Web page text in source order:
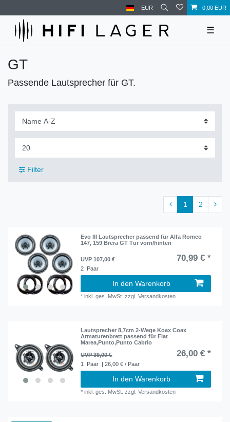
EUR 0,00 EUR
☰
GT
Passende Lautsprecher für GT.
Filter
1 2
Evo III Lautsprecher passend für Alfa Romeo
147, 159 Brera GT Tür vorn/hinten
UVP 107,00 € 70,99 € *
2 Paar
In den Warenkorb
*inkl. ges. MwSt. zzgl.Versandkosten
Lautsprecher 8,7cm 2-Wege Koax Coax
Armaturenbrett passend für Fiat
Marea,Punto,Punto Cabrio
UVP 39,00 €
26,00 € *
1 Paar | 26,00 € / Paar
In den Warenkorb
*inkl. ges. MwSt. zzgl.Versandkosten